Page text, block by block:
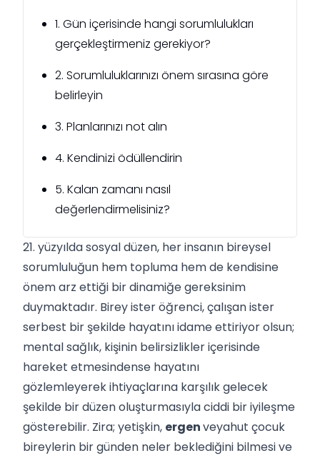
1. Gün içerisinde hangi sorumlulukları
gerçekleştirmeniz gerekiyor?
2. Sorumluluklarınızı önem sırasına göre
belirleyin
3. Planlarınızı not alın
4. Kendinizi ödüllendirin
5. Kalan zamanı nasıl
değerlendirmelisiniz?
21. yüzyılda sosyal düzen, her insanın bireysel
sorumluluğun hem topluma hem de kendisine
önem arz ettiği bir dinamiğe gereksinim
duymaktadır. Birey ister öğrenci, çalışan ister
serbest bir şekilde hayatını idame ettiriyor olsun;
mental sağlık, kişinin belirsizlikler içerisinde
hareket etmesindense hayatını
gözlemleyerek ihtiyaçlarına karşılık gelecek
şekilde bir düzen oluşturmasıyla ciddi bir iyileşme
gösterebilir. Zira; yetişkin, ergenveyahut çocuk
bireylerin bir günden neler beklediğini bilmesi ve